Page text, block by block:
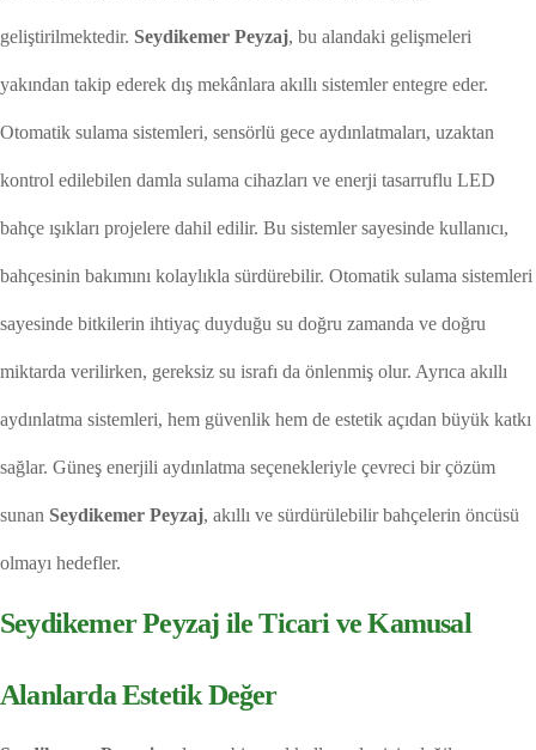
geliştirilmektedir. Seydikemer Peyzaj, bu alandaki gelişmeleri
yakından takip ederek dış mekânlara akıllı sistemler entegre eder.
Otomatik sulama sistemleri, sensörlü gece aydınlatmaları, uzaktan
kontrol edilebilen damla sulama cihazları ve enerji tasarruflu LED
bahçe ışıkları projelere dahil edilir. Bu sistemler sayesinde kullanıcı,
bahçesinin bakımını kolaylıkla sürdürebilir. Otomatik sulama sistemleri
sayesinde bitkilerin ihtiyaç duyduğu su doğru zamanda ve doğru
miktarda verilirken, gereksiz su israfı da önlenmiş olur. Ayrıca akıllı
aydınlatma sistemleri, hem güvenlik hem de estetik açıdan büyük katkı
sağlar. Güneş enerjili aydınlatma seçenekleriyle çevreci bir çözüm
sunan Seydikemer Peyzaj, akıllı ve sürdürülebilir bahçelerin öncüsü
olmayı hedefler.
Seydikemer Peyzaj ile Ticari ve Kamusal
Alanlarda Estetik Değer